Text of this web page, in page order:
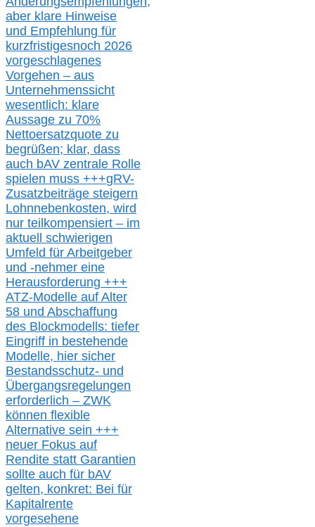
aber klare Hinweise
und Empfehlung für
kurzfristigesnoch 2026
vorgeschlagenes
Vorgehen – aus
Unternehmenssicht
wesentlich: klare
Aussage zu 70%
Nettoersatzquote zu
begrüßen; klar, dass
auch bAV zentrale Rolle
spielen muss +++gRV-
Zusatzbeiträge steigern
Lohnnebenkosten, wird
nur teilkompensiert – im
aktuell schwierigen
Umfeld für Arbeitgeber
und -nehmer eine
Herausforderung +++
ATZ-Modelle auf Alter
58 und Abschaffung
des Blockmodells: tiefer
Eingriff in bestehende
Modelle, hier sicher
Bestandsschutz- und
Übergangsregelungen
erforderlich – ZWK
können flexible
Alternative sein +++
neuer Fokus auf
Rendite statt Garantien
sollte auch für bAV
gelten, konkret: Bei für
Kapitalrente
vorgesehene